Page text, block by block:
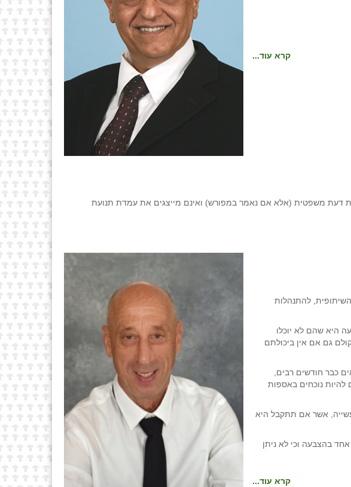
קרא עוד...
דעת משפטית (אלא אם נאמר במפורש) ואינם מייצגים את עמדת תנועת
להתנהלות
היא שהם לא יוכלו
גם אם אין ביכולתם
כבר חודשים רבים,
להיות נוכחים באספות
אשר אם תתקבל היא
אחד בהצבעה וכי לא ניתן
קרא עוד...